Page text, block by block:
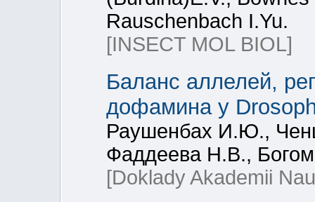
Rauschenbach I.Yu.
[INSECT MOL BIOL]
Баланс аллелей,
дофамина у
Раушенбах И.Ю.,
Фаддеева Н.В.,
[Doklady Akademii